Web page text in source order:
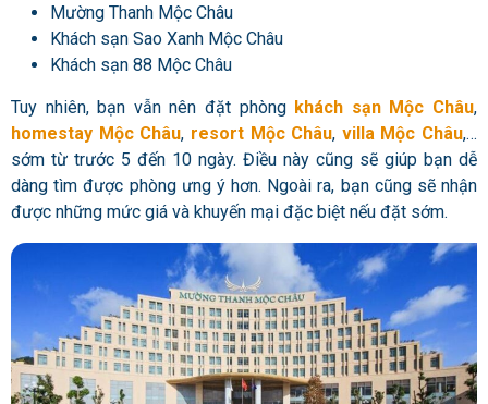
Mường Thanh Mộc Châu
Khách sạn Sao Xanh Mộc Châu
Khách sạn 88 Mộc Châu
Tuy nhiên, bạn vẫn nên đặt phòng khách sạn Mộc Châu,
homestay Mộc Châu, resort Mộc Châu, villa Mộc Châu,…
sớm từ trước 5 đến 10 ngày. Điều này cũng sẽ giúp bạn dễ
dàng tìm được phòng ưng ý hơn. Ngoài ra, bạn cũng sẽ nhận
được những mức giá và khuyến mại đặc biệt nếu đặt sớm.